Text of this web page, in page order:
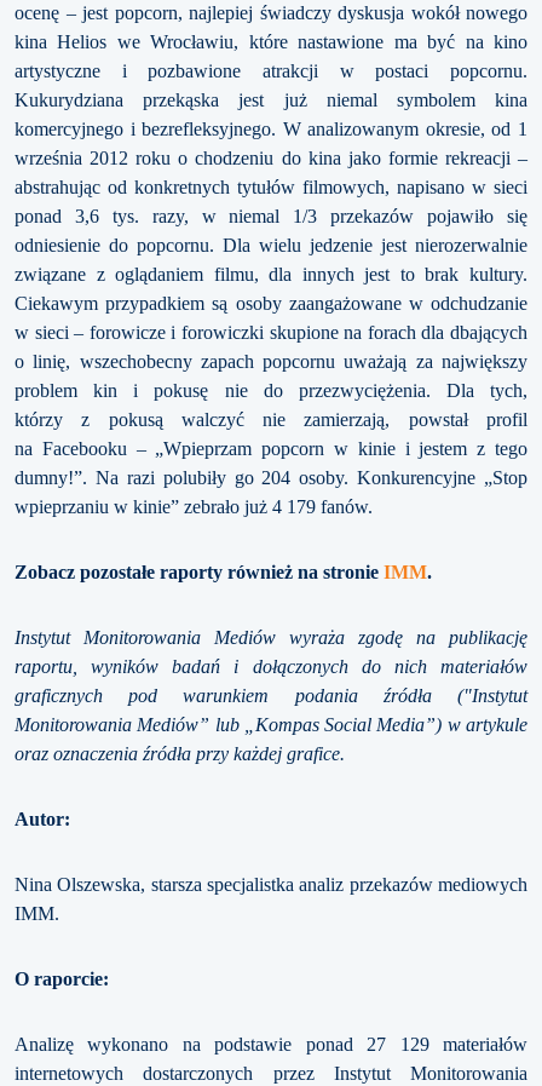
ocenę – jest popcorn, najlepiej świadczy dyskusja wokół nowego
kina Helios we Wrocławiu, które nastawione ma być na kino
artystyczne i pozbawione atrakcji w postaci popcornu.
Kukurydziana przekąska jest już niemal symbolem kina
komercyjnego i bezrefleksyjnego. W analizowanym okresie, od 1
września 2012 roku o chodzeniu do kina jako formie rekreacji –
abstrahując od konkretnych tytułów filmowych, napisano w sieci
ponad 3,6 tys. razy, w niemal 1/3 przekazów pojawiło się
odniesienie do popcornu. Dla wielu jedzenie jest nierozerwalnie
związane z oglądaniem filmu, dla innych jest to brak kultury.
Ciekawym przypadkiem są osoby zaangażowane w odchudzanie
w sieci – forowicze i forowiczki skupione na forach dla dbających
o linię, wszechobecny zapach popcornu uważają za największy
problem kin i pokusę nie do przezwyciężenia. Dla tych,
którzy z pokusą walczyć nie zamierzają, powstał profil
na Facebooku – „Wpieprzam popcorn w kinie i jestem z tego
dumny!”. Na razi polubiły go 204 osoby. Konkurencyjne „Stop
wpieprzaniu w kinie” zebrało już 4 179 fanów.
Zobacz pozostałe raporty również na stronie IMM.
Instytut Monitorowania Mediów wyraża zgodę na publikację
raportu, wyników badań i dołączonych do nich materiałów
graficznych pod warunkiem podania źródła ("Instytut
Monitorowania Mediów” lub „Kompas Social Media”) w artykule
oraz oznaczenia źródła przy każdej grafice.
Autor:
Nina Olszewska, starsza specjalistka analiz przekazów mediowych
IMM.
O raporcie:
Analizę wykonano na podstawie ponad 27 129 materiałów
internetowych dostarczonych przez Instytut Monitorowania